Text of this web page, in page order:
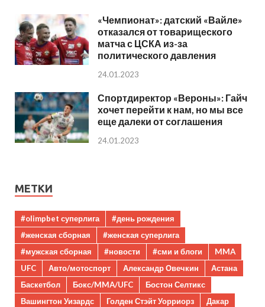
«Чемпионат»: датский «Вайле»
отказался от товарищеского
матча с ЦСКА из-за
политического давления
24.01.2023
Спортдиректор «Вероны»: Гайч
хочет перейти к нам, но мы все
еще далеки от соглашения
24.01.2023
МЕТКИ
#olimpbet суперлига
#день рождения
#женская сборная
#женская суперлига
#мужская сборная
#новости #сми и блоги
MMA
UFC
Авто/мотоспорт Александр Овечкин
Астана
Баскетбол
Бокс/MMA/UFC
Бостон Селтикс
Вашингтон Уизардс
Голден Стэйт Уорриорз
Дакар